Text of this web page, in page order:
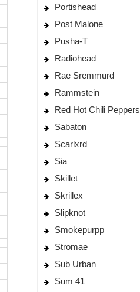
Portishead
Post Malone
Pusha-T
Radiohead
Rae Sremmurd
Rammstein
Red Hot Chili Peppers
Sabaton
Scarlxrd
Sia
Skillet
Skrillex
Slipknot
Smokepurpp
Stromae
Sub Urban
Sum 41